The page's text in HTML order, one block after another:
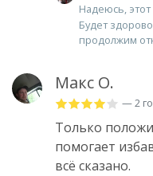
Надеюсь, этот
Будет
продолжим
Макс О.
— 2
Только
помогает
всё сказано.